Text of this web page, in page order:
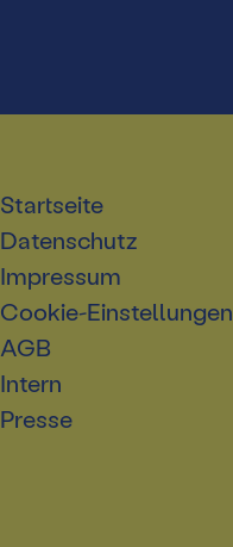
Startseite
Datenschutz
Impressum
Cookie-Einstellungen
AGB
Intern
Presse